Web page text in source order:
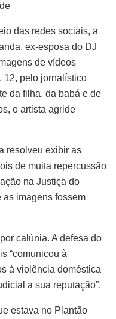
das redes sociais, a
ex-esposa do DJ
de vídeos
12, pelo jornalístico
da filha, da babá e de
o artista agride
resolveu exibir as
de muita repercussão
na Justiça do
as imagens fossem
calúnia. A defesa do
“comunicou à
à violência doméstica
a sua reputação”.
estava no Plantão